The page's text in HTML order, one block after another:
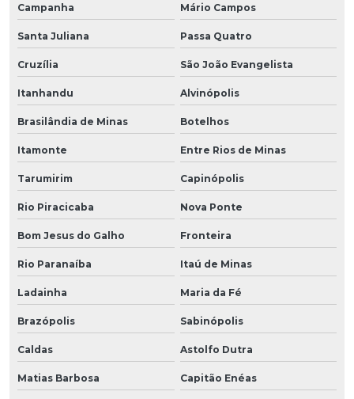
Campanha Mário Campos
Santa Juliana Passa Quatro
Cruzília São João Evangelista
Itanhandu Alvinópolis
Brasilândia de Minas Botelhos
Itamonte Entre Rios de Minas
Tarumirim Capinópolis
Rio Piracicaba Nova Ponte
Bom Jesus do Galho Fronteira
Rio Paranaíba Itaú de Minas
Ladainha Maria da Fé
Brazópolis Sabinópolis
Caldas Astolfo Dutra
Matias Barbosa Capitão Enéas